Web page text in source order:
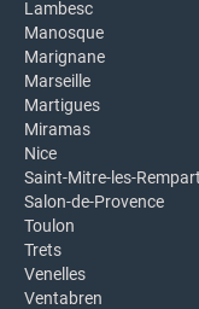
Lambesc
Manosque
Marignane
Marseille
Martigues
Miramas
Nice
Saint-Mitre-les-
Salon-de-Provence
Toulon
Trets
Venelles
Ventabren